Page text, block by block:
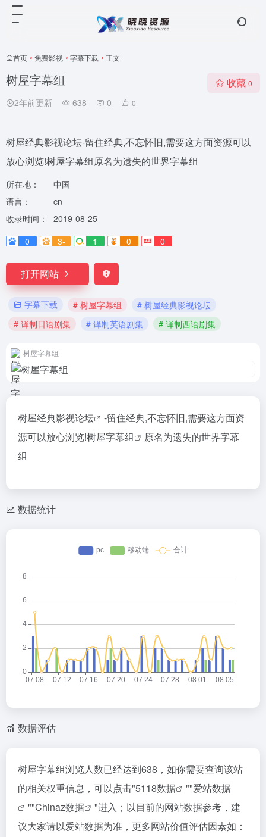
首页 • 免费影视 • 字幕下载 • 正文
树屋字幕组
2年前更新 638 0 0
收藏 0
树屋经典影视论坛-留住经典,不忘怀旧,需要这方面资源可以
放心浏览!树屋字幕组原名为遗失的世界字幕组
所在地：
中国
语言：
cn
收录时间：
2019-08-25
0
3- 1 0 0
打开网站
字幕下载 # 树屋字幕组
# 树屋经典影视论坛
# 译制日语剧集
# 译制英语剧集 # 译制西语剧集
树屋字幕组
树屋经典影视论坛
-留住经典,不忘怀旧,需要这方面资
源可以放心浏览!树屋字幕组
原名为遗失的世界字幕
组
数据统计
数据评估
树屋字幕组浏览人数已经达到638，如你需要查询该站
的相关权重信息，可以点击"5118数据 ""爱站数据
""Chinaz数据
"进入；以目前的网站数据参考，建
议大家请以爱站数据为准，更多网站价值评估因素如：